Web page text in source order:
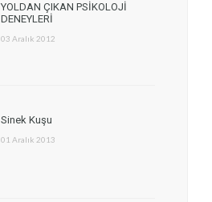
YOLDAN ÇIKAN PSİKOLOJİ
DENEYLERİ
03 Aralık 2012
Sinek Kuşu
01 Aralık 2013